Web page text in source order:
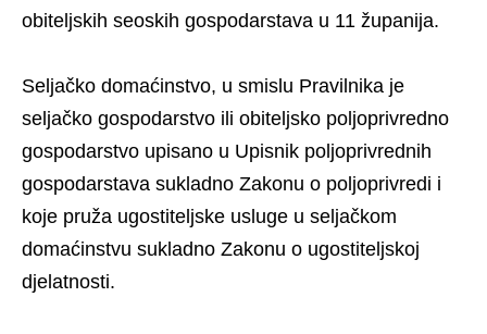
obiteljskih seoskih gospodarstava u 11 županija.
Seljačko domaćinstvo, u smislu Pravilnika je
seljačko gospodarstvo ili obiteljsko poljoprivredno
gospodarstvo upisano u Upisnik poljoprivrednih
gospodarstava sukladno Zakonu o poljoprivredi i
koje pruža ugostiteljske usluge u seljačkom
domaćinstvu sukladno Zakonu o ugostiteljskoj
djelatnosti.